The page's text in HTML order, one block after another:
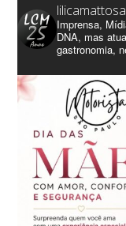
Imprensa,
DNA, mas
gastronomia,